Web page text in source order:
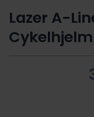
Lazer A-